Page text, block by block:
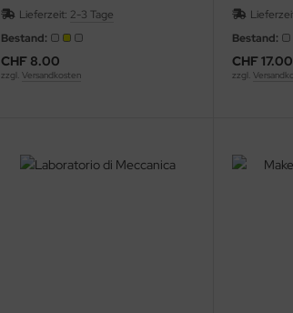
Lieferzeit: 2-3 Tage
Bestand:
CHF 8.00
zzgl.Versandkosten
Bestand:
CHF 17.00
zzgl.